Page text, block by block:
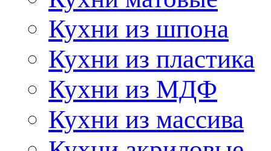
Кухни из шпона
Кухни из пластика
Кухни из МДФ
Кухни из массива